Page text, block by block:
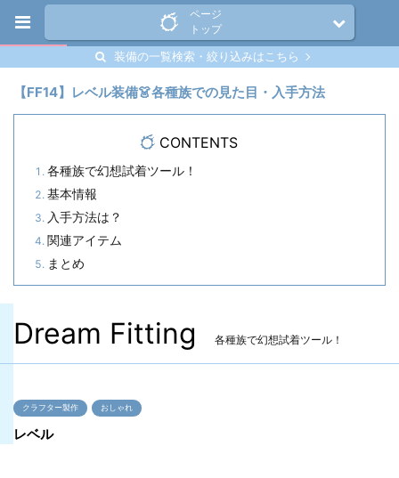
ページ
トップ
装備の一覧検索・絞り込みはこちら
【FF14】レベル装備👗各種族での見た目・入手方法
CONTENTS
各種族で幻想試着ツール！
基本情報
入手方法は？
関連アイテム
まとめ
Dream Fitting 各種族で幻想試着ツール！
クラフター製作 おしゃれ
レベル